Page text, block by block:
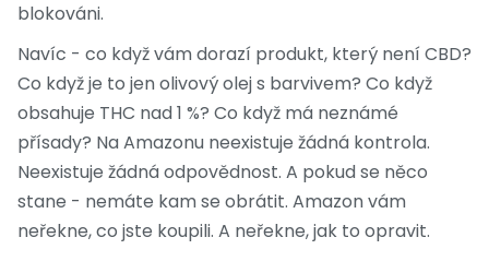
blokováni.
Navíc - co když vám dorazí produkt, který není CBD?
Co když je to jen olivový olej s barvivem? Co když
obsahuje THC nad 1 %? Co když má neznámé
přísady? Na Amazonu neexistuje žádná kontrola.
Neexistuje žádná odpovědnost. A pokud se něco
stane - nemáte kam se obrátit. Amazon vám
neřekne, co jste koupili. A neřekne, jak to opravit.